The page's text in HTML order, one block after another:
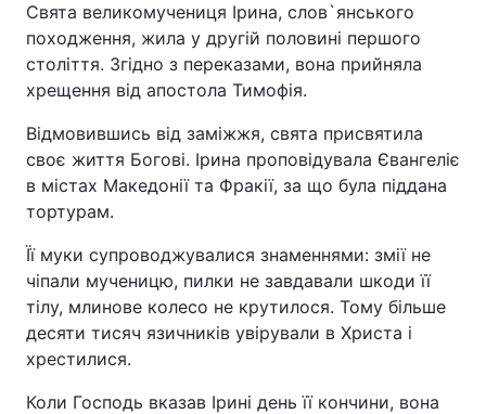
Тема оформлення
Свята великомучениця Ірина, слов`янського
походження, жила у другій половині першого
століття. Згідно з переказами, вона прийняла
хрещення від апостола Тимофія.
Відмовившись від заміжжя, свята присвятила
своє життя Богові. Ірина проповідувала Євангеліє
в містах Македонії та Фракії, за що була піддана
тортурам.
Її муки супроводжувалися знаменнями: змії не
чіпали мученицю, пилки не завдавали шкоди її
тілу, млинове колесо не крутилося. Тому більше
десяти тисяч язичників увірували в Христа і
хрестилися.
Коли Господь вказав Ірині день її кончини, вона